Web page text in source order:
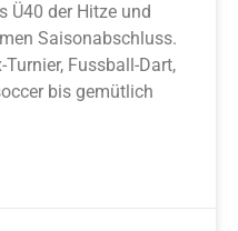
Ü40 der Hitze und
Saisonabschluss.
Fussball-Dart,
bis gemütlich